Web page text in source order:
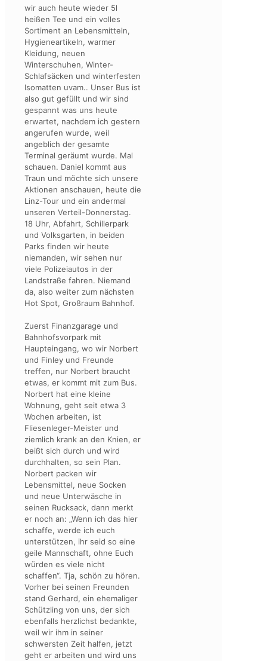
wir auch heute wieder 5l
heißen Tee und ein volles
Sortiment an Lebensmitteln,
Hygieneartikeln, warmer
Kleidung, neuen
Winterschuhen, Winter-
Schlafsäcken und winterfesten
Isomatten uvam.. Unser Bus ist
also gut gefüllt und wir sind
gespannt was uns heute
erwartet, nachdem ich gestern
angerufen wurde, weil
angeblich der gesamte
Terminal geräumt wurde. Mal
schauen. Daniel kommt aus
Traun und möchte sich unsere
Aktionen anschauen, heute die
Linz-Tour und ein andermal
unseren Verteil-Donnerstag.
18 Uhr, Abfahrt, Schillerpark
und Volksgarten, in beiden
Parks finden wir heute
niemanden, wir sehen nur
viele Polizeiautos in der
Landstraße fahren. Niemand
da, also weiter zum nächsten
Hot Spot, Großraum Bahnhof.
Zuerst Finanzgarage und
Bahnhofsvorpark mit
Haupteingang, wo wir Norbert
und Finley und Freunde
treffen, nur Norbert braucht
etwas, er kommt mit zum Bus.
Norbert hat eine kleine
Wohnung, geht seit etwa 3
Wochen arbeiten, ist
Fliesenleger-Meister und
ziemlich krank an den Knien, er
beißt sich durch und wird
durchhalten, so sein Plan.
Norbert packen wir
Lebensmittel, neue Socken
und neue Unterwäsche in
seinen Rucksack, dann merkt
er noch an: „Wenn ich das hier
schaffe, werde ich euch
unterstützen, ihr seid so eine
geile Mannschaft, ohne Euch
würden es viele nicht
schaffen“. Tja, schön zu hören.
Vorher bei seinen Freunden
stand Gerhard, ein ehemaliger
Schützling von uns, der sich
ebenfalls herzlichst bedankte,
weil wir ihm in seiner
schwersten Zeit halfen, jetzt
geht er arbeiten und wird uns